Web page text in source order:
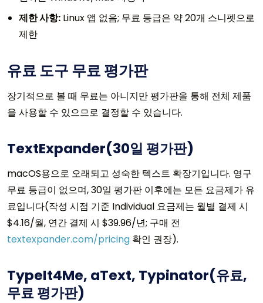
제한 사항: Linux 앱 없음; 무료 등급은 약 20개 스니펫으로
제한
유료 도구 무료 평가판
장기적으로 볼 때 무료는 아니지만 평가판을 통해 전체 제품
을 사용할 수 있으므로 결정할 수 있습니다.
TextExpander(30일 평가판)
macOS용으로 오래되고 성숙한 텍스트 확장기입니다. 영구
무료 등급이 없으며, 30일 평가판 이후에는 모든 요금제가 유
료입니다(작성 시점 기준 Individual 요금제는 월별 결제 시
$4.16/월, 연간 결제 시 $39.96/년; 구매 전
textexpander.com/pricing 확인 권장).
TypeIt4Me, aText, Typinator(유료,
무료 평가판)